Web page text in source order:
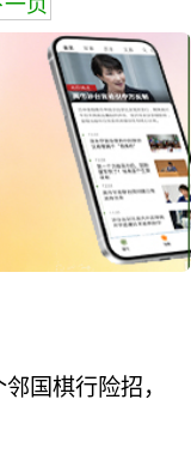
一页
国棋行险招，